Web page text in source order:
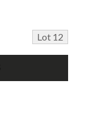
Lot 12